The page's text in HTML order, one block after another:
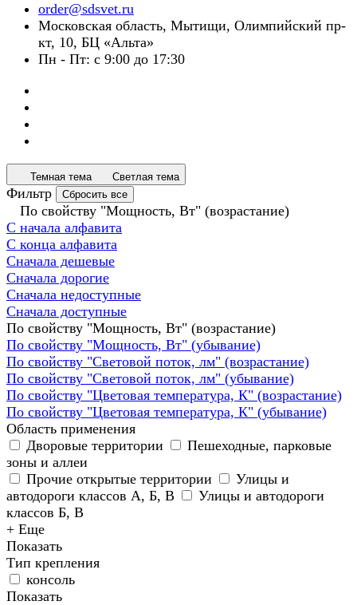
order@sdsvet.ru
Московская область, Мытищи, Олимпийский пр-
кт, 10, БЦ «Альта»
Пн - Пт: с 9:00 до 17:30
Темная тема Светлая тема
Фильтр Сбросить все
По свойству "Мощность, Вт" (возрастание)
С начала алфавита
С конца алфавита
Сначала дешевые
Сначала дорогие
Сначала недоступные
Сначала доступные
По свойству "Мощность, Вт" (возрастание)
По свойству "Мощность, Вт" (убывание)
По свойству "Световой поток, лм" (возрастание)
По свойству "Световой поток, лм" (убывание)
По свойству "Цветовая температура, К" (возрастание)
По свойству "Цветовая температура, К" (убывание)
Область применения
Дворовые территории
Пешеходные, парковые
зоны и аллеи
Прочие открытые территории
Улицы и
автодороги классов А, Б, В
Улицы и автодороги
классов Б, В
+ Еще
Показать
Тип крепления
консоль
Показать